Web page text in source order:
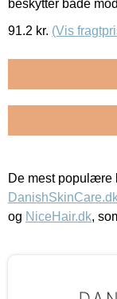
beskytter både
91.2 kr. (Vis
De mest populære
og NiceHair.dk,